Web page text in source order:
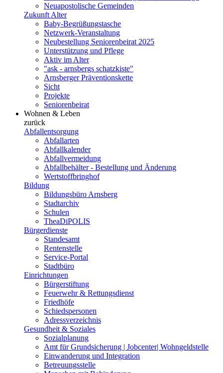
Neuapostolische Gemeinden
Zukunft Alter
Baby-Begrüßungstasche
Netzwerk-Veranstaltung
Neubestellung Seniorenbeirat 2025
Unterstützung und Pflege
Aktiv im Alter
"ask - arnsbergs schatzkiste"
Arnsberger Präventionskette
Sicht
Projekte
Seniorenbeirat
Wohnen & Leben
zurück
Abfallentsorgung
Abfallarten
Abfallkalender
Abfallvermeidung
Abfallbehälter - Bestellung und Änderung
Wertstoffbringhof
Bildung
Bildungsbüro Arnsberg
Stadtarchiv
Schulen
TheaDiPOLIS
Bürgerdienste
Standesamt
Rentenstelle
Service-Portal
Stadtbüro
Einrichtungen
Bürgerstiftung
Feuerwehr & Rettungsdienst
Friedhöfe
Schiedspersonen
Adressverzeichnis
Gesundheit & Soziales
Sozialplanung
Amt für Grundsicherung | Jobcenter| Wohngeldstelle
Einwanderung und Integration
Betreuungsstelle